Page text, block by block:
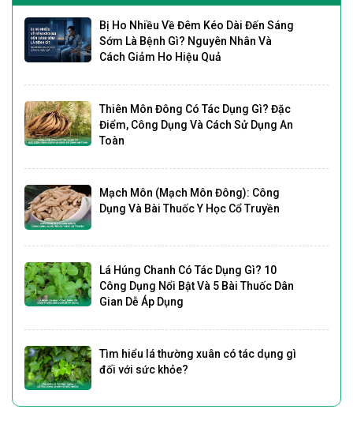
Bị Ho Nhiều Về Đêm Kéo Dài Đến Sáng
Sớm Là Bệnh Gì? Nguyên Nhân Và
Cách Giảm Ho Hiệu Quả
Thiên Môn Đông Có Tác Dụng Gì? Đặc
Điểm, Công Dụng Và Cách Sử Dụng An
Toàn
Mạch Môn (Mạch Môn Đông): Công
Dụng Và Bài Thuốc Y Học Cổ Truyền
Lá Húng Chanh Có Tác Dụng Gì? 10
Công Dụng Nổi Bật Và 5 Bài Thuốc Dân
Gian Dễ Áp Dụng
Tìm hiểu lá thường xuân có tác dụng gì
đối với sức khỏe?